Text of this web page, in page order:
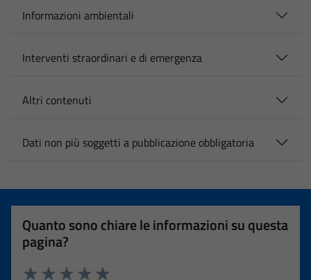
Informazioni ambientali
Interventi straordinari e di emergenza
Altri contenuti
Dati non più soggetti a pubblicazione obbligatoria
Quanto sono chiare le informazioni su questa
pagina?